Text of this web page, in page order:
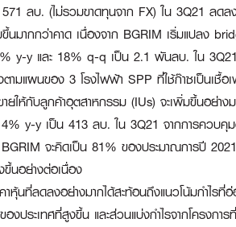
ลบ. (ไม่รวมขาดทุนจาก FX) ใน 3Q21 ลด
นมากกว่าคาด เนื่องจาก BGRIM เริ่มแปลง
y-y และ 18% q-q เป็น 2.1 พันลบ. ใน
ามแผนของ 3 โรงไฟฟ้า SPP ที่ใช้ก๊าซเป็นเชื้อ
ยให้กับลูกค้าอุตสาหกรรม (IUs) จะเพิ่มขึ้นอย่า
y-y เป็น 413 ลบ. ใน 3Q21 จากการควบคุ
จะคิดเป็น 81% ของประมาณการปี
ขึ้นอย่างต่อเนื่อง
คาหุ้นที่ลดลงอย่างมากได้สะท้อนถึงแนวโน้มกำ
งประเทศที่สูงขึ้น และส่วนแบ่งกำไรจากโครงกา